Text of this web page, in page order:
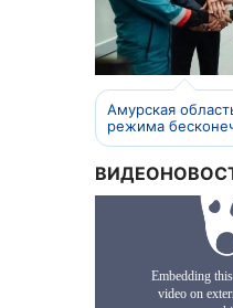
Амурская
режима